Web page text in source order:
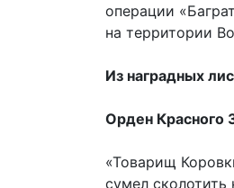
операции
на территории
Из наградных
Орден Красного
«Товарищ
сумел